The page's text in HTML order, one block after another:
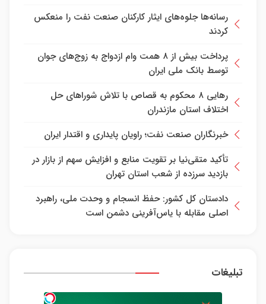
رسانه‌ها جلوه‌های ایثار کارکنان صنعت نفت را منعکس
کردند
پرداخت بیش از ۸ همت وام ازدواج به زوج‌های جوان
توسط بانک ملی ایران
رهایی ۸ محکوم به قصاص با تلاش شورا‌های حل
اختلاف استان مازندران
خبرنگاران صنعت نفت؛ راویان پایداری و اقتدار ایران
تأکید متقی‌نیا بر تقویت منابع و افزایش سهم از بازار در
بازدید سرزده از شعب استان تهران
دادستان کل کشور: حفظ انسجام و وحدت ملی، راهبرد
اصلی مقابله با یاس‌آفرینی دشمن است
تبلیغات